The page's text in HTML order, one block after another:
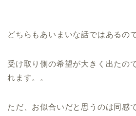
どちらもあいまいな話ではあるので
受け取り側の希望が大きく出たの
れます。。
ただ、お似合いだと思うのは同感